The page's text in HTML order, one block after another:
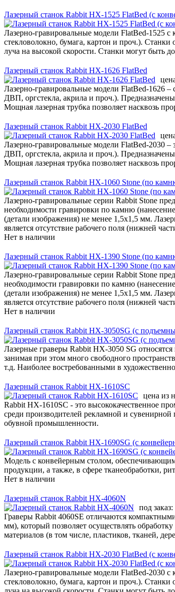
Лазерный станок Rabbit HX-1525 FlatBed (с
Лазерно-гравировальные модели FlatBed-1525
стекловолокно, бумага, картон и проч.). Станки
луча на высокой скорости. Станки могут быть
Лазерный станок Rabbit НХ-1626 FlatBed
Лазерно-гравировальные модели FlatBed-1626
ДВП, оргстекла, акрила и проч.).
Мощная лазерная трубка позволяет насквозь
Лазерный станок Rabbit HX-2030 FlatBed
Лазерно-гравировальные модели FlatBed-2030
ДВП, оргстекла, акрила и проч.).
Мощная лазерная трубка позволяет насквозь
Лазерный станок Rabbit НХ-1060 Stone (по
Лазерно-гравировальные серии Rabbit Stone
необходимости гравировки по камню
(детали изображения) не менее 1,5х1,5 мм.
является отсутствие рабочего поля (нижней
Нет в наличии
Лазерный станок Rabbit НХ-1390 Stone (по
Лазерно-гравировальные серии Rabbit Stone
необходимости гравировки по камню
(детали изображения) не менее 1,5х1,5 мм.
является отсутствие рабочего поля (нижней
Нет в наличии
Лазерный станок Rabbit НХ-3050SG (с
Лазерные граверы Rabbit HX-3050 SG
занимая при этом много свободного
т.д. Наиболее востребованными в
Лазерный станок Rabbit НХ-1610SC
цена из
Rabbit HX-1610SC - это высококачественное
среди производителей рекламной и сувенирной
обувной промышленности.
Лазерный станок Rabbit НХ-1690SG (с
Модель с конвейерным столом,
продукции, а также, в сфере тканеобработки,
Нет в наличии
Лазерный станок Rabbit HX-4060N
под заказ:
Граверы Rabbit 4060SE отличаются
мм), который позволяет осуществлять
материалов (в том числе, пластиков, тканей,
Лазерный станок Rabbit HX-2030 FlatBed (с
Лазерно-гравировальные модели FlatBed-2030
стекловолокно, бумага, картон и проч.). Станки